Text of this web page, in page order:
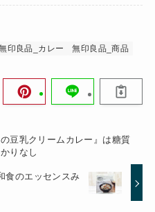
印良品_カレー 無印良品_商品
豆乳クリームカレー』は糖質
りなし
食のエッセンスみ